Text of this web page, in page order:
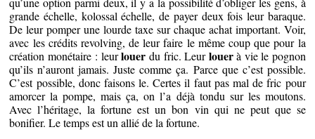
grande échelle, kolossal échelle, de payer deux fois leur baraque.
De leur pomper une lourde taxe sur chaque achat important. Voir,
avec les crédits revolving, de leur faire le même coup que pour la
création monétaire : leurlouer du fric. Leurlouerà vie le pognon
qu’ils n’auront jamais. Juste comme ça. Parce que c’est possible.
C’est possible, donc faisons le. Certes il faut pas mal de fric pour
amorcer la pompe, mais ça, on l’a déjà tondu sur les moutons.
Avec l’héritage, la fortune est un bon vin qui ne peut que se
bonifier. Le temps est un allié de la fortune.